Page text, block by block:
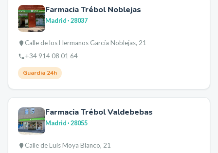
Farmacia Trébol Noblejas
Madrid· 28037
Calle de los Hermanos García Noblejas, 21
+34 914 08 01 64
Guardia 24h
Farmacia Trébol Valdebebas
Madrid· 28055
Calle de Luis Moya Blanco, 21